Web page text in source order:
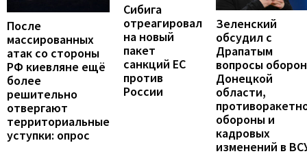
После
массированных
атак со стороны
РФ киевляне ещё
более
решительно
отвергают
территориальные
уступки: опрос
Сибига
отреагировал
на новый
пакет
санкций ЕС
против
России
Зеленский
обсудил с
Драпатым
вопросы
Донецкой
области,
обороны и
кадровых
изменений в